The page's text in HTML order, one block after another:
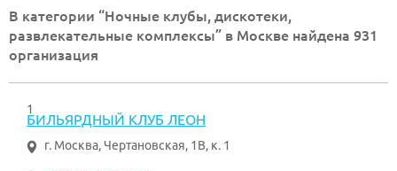
В категории “Ночные клубы, дискотеки,
развлекательные комплексы” в Москве найдена 931
организация
1
БИЛЬЯРДНЫЙ КЛУБ ЛЕОН
г. Москва,Чертановская, 1В, к. 1